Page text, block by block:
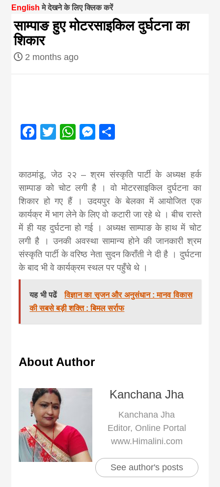
magazine of
Nepal brings
from
news,
khabar
English मे देखने के लिए क्लिक करें
साम्पाङ हुए मोटरसाइकिल दुर्घटना का
शिकार
2 months ago
Facebook
Twitter
WhatsApp
Messenger
काठमांडू, जेठ २२ – श्रम संस्कृति पार्टी के अध्यक्ष हर्क
साम्पाङ को चोट लगी है । वो मोटरसाइकिल दुर्घटना का
शिकार हो गए हैं । उदयपुर के बेलका में आयोजित एक
कार्यक्र में भाग लेने के लिए वो कटारी जा रहे थे । बीच रास्ते
में ही यह दुर्घटना हो गई । अध्यक्ष साम्पाङ के हाथ में चोट
लगी है । उनकी अवस्था सामान्य होने की जानकारी श्रम
संस्कृति पार्टी के वरिष्ठ नेता सुदन किराँती ने दी है । दुर्घटना
के बाद भी वे कार्यक्रम स्थल पर पहुँचे थे ।
यह भी पढें
विज्ञान का सृजन और अनुसंधान : मानव विकास
की सबसे बड़ी शक्ति : बिमल सर्राफ
About Author
Kanchana Jha
Kanchana Jha
Editor, Online Portal
www.Himalini.com
See author's posts